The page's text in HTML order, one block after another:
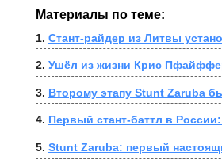
Материалы по теме:
1. Стант-райдер из Литвы
2. Ушёл из жизни Крис
3. Второму этапу Stunt Zaruba
4. Первый стант-баттл в
5. Stunt Zaruba: первый